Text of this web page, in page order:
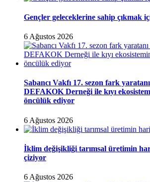
Gençler geleceklerine sahip çıkmak
6 Ağustos 2026
Sabancı Vakfı 17. sezon fark
DEFAKOK Derneği ile kıyı
öncülük ediyor
6 Ağustos 2026
İklim değişikliği tarımsal üretimin
çiziyor
6 Ağustos 2026